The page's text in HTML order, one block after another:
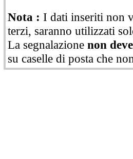
Nota : I dati inseriti non
terzi, saranno utilizzati
La segnalazione non
su caselle di posta che